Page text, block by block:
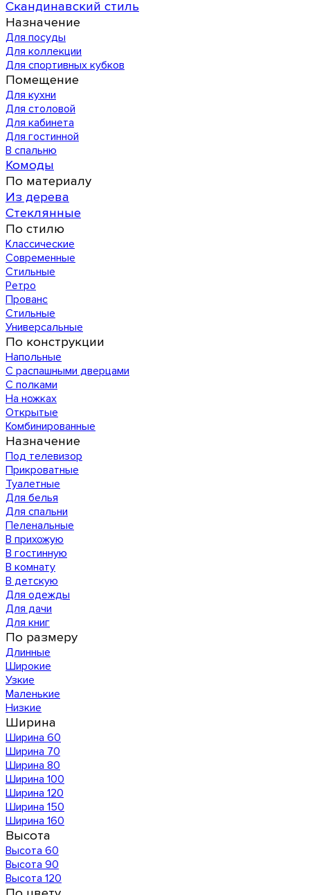
Скандинавский стиль
Назначение
Для посуды
Для коллекции
Для спортивных кубков
Помещение
Для кухни
Для столовой
Для кабинета
Для гостинной
В спальню
Комоды
По материалу
Из дерева
Стеклянные
По стилю
Классические
Современные
Стильные
Ретро
Прованс
Стильные
Универсальные
По конструкции
Напольные
С распашными дверцами
С полками
На ножках
Открытые
Комбинированные
Назначение
Под телевизор
Прикроватные
Туалетные
Для белья
Для спальни
Пеленальные
В прихожую
В гостинную
В комнату
В детскую
Для одежды
Для дачи
Для книг
По размеру
Длинные
Широкие
Узкие
Маленькие
Низкие
Ширина
Ширина 60
Ширина 70
Ширина 80
Ширина 100
Ширина 120
Ширина 150
Ширина 160
Высота
Высота 60
Высота 90
Высота 120